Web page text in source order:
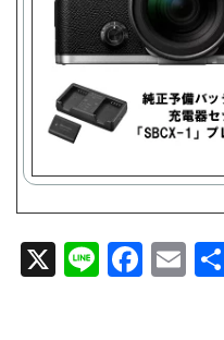
Line Facebook
Email